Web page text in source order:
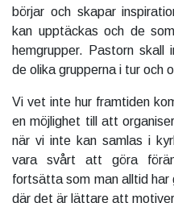
börjar och skapar
kan upptäckas och de
hemgrupper. Pastorn
de olika grupperna i tur och
Vi vet inte hur framtiden
en möjlighet till att
när vi inte kan samlas i
vara svårt att göra
fortsätta som man alltid
där det är lättare att